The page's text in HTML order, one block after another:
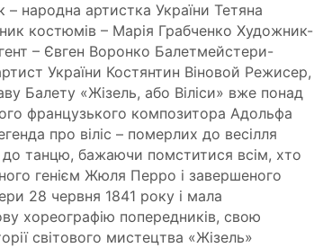
народна артистка України Тетяна
костюмів – Марія Грабченко Художник-
– Євген Воронко Балетмейстери-
України Костянтин Віновой Режисер,
Балету «Жізель, або Віліси» вже понад
французького композитора Адольфа
про віліс – померлих до весілля
до танцю, бажаючи помститися всім, хто
генієм Жюля Перро і завершеного
28 червня 1841 року і мала
хореографію попередників, свою
світового мистецтва «Жізель»